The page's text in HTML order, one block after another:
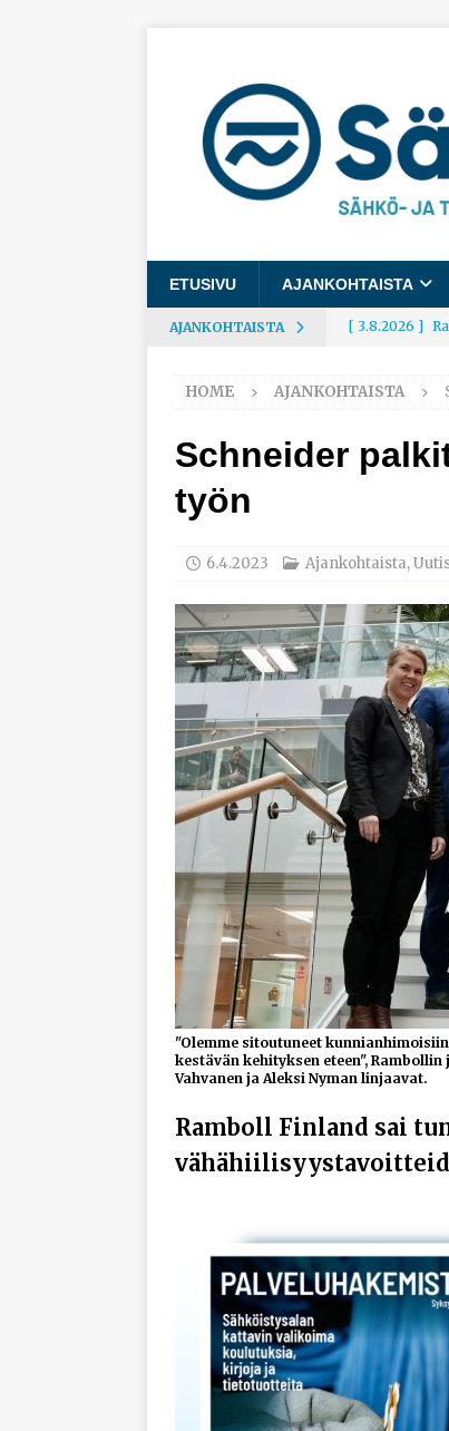
ETUSIVU AJANKOHTAISTA
AJANKOHTAISTA [ 3.8.2026 ]
[ 3.8.2026 ]
[ 30.7.2026 ]
[ 3.8.2026 ]
HOME AJANKOHTAISTA
Schneider
työn
6.4.2023 Ajankohtaista,
"Olemme sitoutuneet
kestävän kehityksen eteen", Rambollin
Vahvanen ja Aleksi Nyman linjaavat.
Ramboll Finland sai